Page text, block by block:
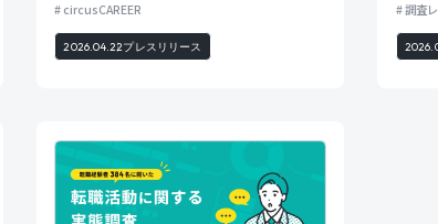
circusCAREER
2026.04.22プレスリリース
調査